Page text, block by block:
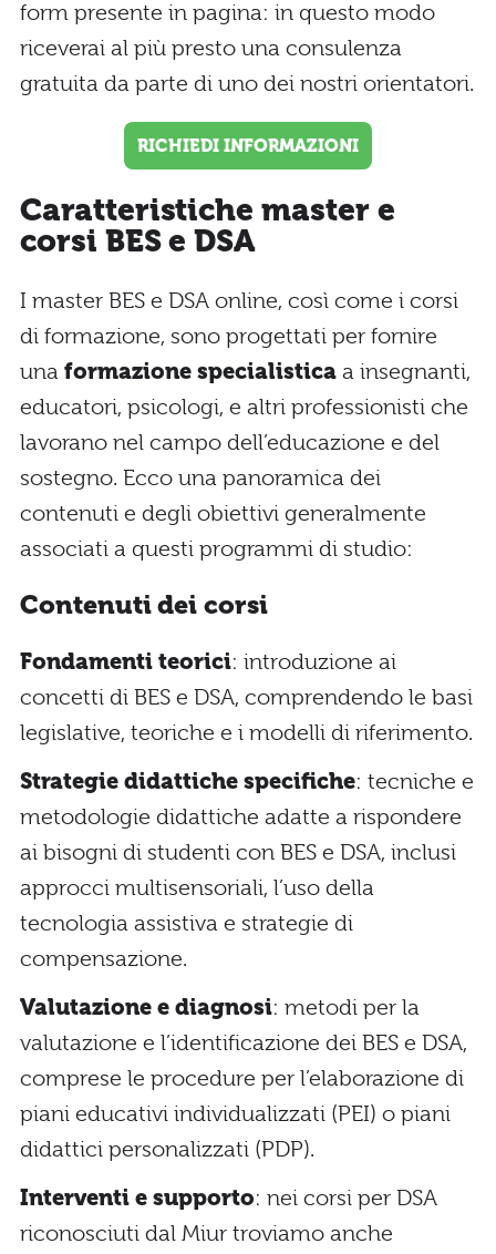
form presente in pagina: in questo modo
riceverai al più presto una consulenza
gratuita da parte di uno dei nostri orientatori.
RICHIEDI INFORMAZIONI
Caratteristiche master e
corsi BES e DSA
I master BES e DSA online, così come i corsi
di formazione, sono progettati per fornire
una formazione specialistica a insegnanti,
educatori, psicologi, e altri professionisti che
lavorano nel campo dell’educazione e del
sostegno. Ecco una panoramica dei
contenuti e degli obiettivi generalmente
associati a questi programmi di studio:
Contenuti dei corsi
Fondamenti teorici: introduzione ai
concetti di BES e DSA, comprendendo le basi
legislative, teoriche e i modelli di riferimento.
Strategie didattiche specifiche: tecniche e
metodologie didattiche adatte a rispondere
ai bisogni di studenti con BES e DSA, inclusi
approcci multisensoriali, l’uso della
tecnologia assistiva e strategie di
compensazione.
Valutazione e diagnosi: metodi per la
valutazione e l’identificazione dei BES e DSA,
comprese le procedure per l’elaborazione di
piani educativi individualizzati (PEI) o piani
didattici personalizzati (PDP).
Interventi e supporto: nei corsi per DSA
riconosciuti dal Miur troviamo anche